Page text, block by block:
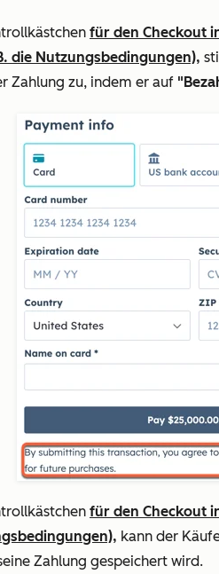
für den Checkout
die Nutzungsbedingungen),
Zahlung zu, indem er auf
für den Checkout
kann der
Zahlung gespeichert wird.